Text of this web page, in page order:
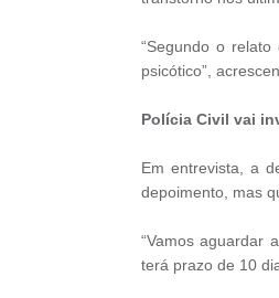
“Segundo o
psicótico”,
Polícia Civil vai
Em entrevista, a
depoimento, mas
“Vamos aguardar
terá prazo de 10